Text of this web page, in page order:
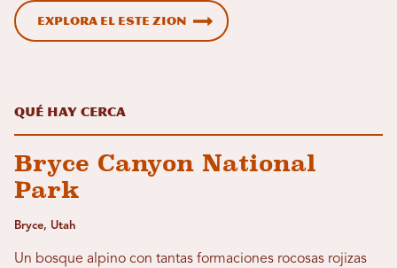
Explora el Este Zion
Qué hay cerca
Bryce Canyon National
Park
Bryce, Utah
Un bosque alpino con tantas formaciones rocosas rojizas